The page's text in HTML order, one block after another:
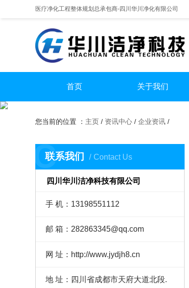
医疗净化工程整体规划总承包商-四川华川净化有限公司
首页 关于我们
您当前的位置 ： 主页 / 资讯中心 / 企业资讯 /
联系我们 Contact Us
C
四川华川洁净科技有限公司
手 机：13198551112
邮 箱：282863345@qq.com
网 址：http://www.jydjh8.cn
地 址：四川省成都市天府大道北段.